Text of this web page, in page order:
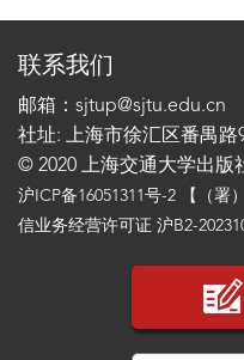
联系我们
邮箱：sjtup@sjtu.edu.cn
社址: 上海市徐汇区番禺路
© 2020 上海交通大学出版
沪ICP备16051311号-2 【（署
信业务经营许可证 沪B2-